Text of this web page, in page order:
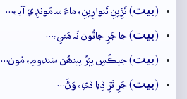
(بيت) تَڙِينِ تَنوارِينِ، ماءَ سامُونڊِي آيا،…
(بيت) جا جَرِ جاٽُون نَہ مَئي،…
(بيت) جيڪُسِ نِٻَرُ نِينھُن سَندومِ، مُون…
(بيت) جَرِ تَڙِ ڏِيا ڏي، وَڻَ…